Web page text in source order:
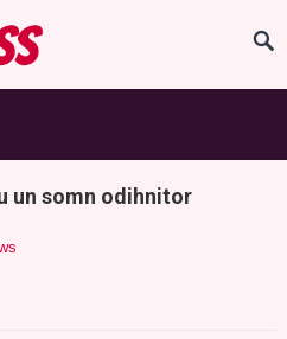
un somn odihnitor